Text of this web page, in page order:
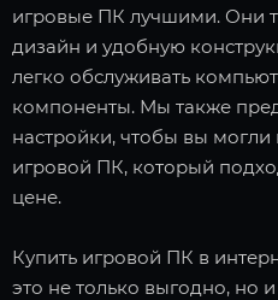
игровые ПК лучшими. Они
дизайн и удобную
легко обслуживать
компоненты. Мы также
настройки, чтобы вы
игровой ПК, который
цене.
Купить игровой ПК в
это не только выгодно, но